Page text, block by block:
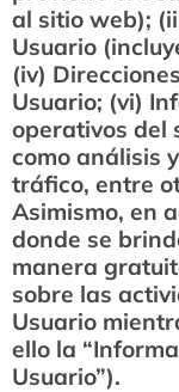
al sitio web);
Usuario
(iv)
Usuario; (vi)
operativos del
como análisis
tráfico, entre
Asimismo, en
donde se
manera
sobre las
Usuario
ello la
Usuario”).